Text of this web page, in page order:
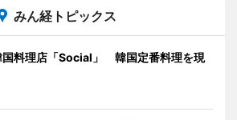
みん経トピックス
国料理店「Social」 韓国定番料理を現